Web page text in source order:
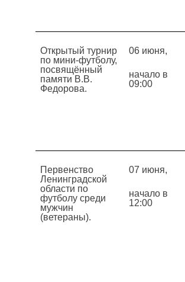
Открытый турнир
по мини-футболу,
посвящённый
памяти В.В.
Федорова.
06 июня,
начало в
09:00
Первенство
Ленинградской
области по
футболу среди
мужчин
(ветераны).
07 июня,
начало в
12:00